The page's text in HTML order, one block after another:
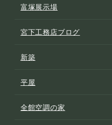
富塚展示場
宮下工務店ブログ
新築
平屋
全館空調の家